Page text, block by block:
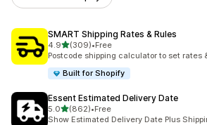
SMART Shipping Rates & Rules
4.95つ星中
(309)
合計レビュー数：309件
•Free
Postcode shipping calculator to set rates
Built for Shopify
Essent Estimated Delivery Date
5.05つ星中
(862)
合計レビュー数：862件
•Free
Show Estimated Delivery Date Plus